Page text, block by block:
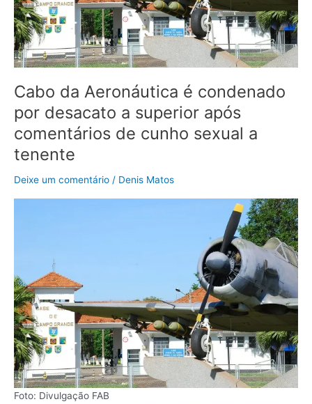
Cabo da Aeronáutica é condenado
por desacato a superior após
comentários de cunho sexual a
tenente
Deixe um comentário / Denis Matos
Foto: Divulgação FAB
superior
após
comentários
de
cunho
sexual
a
tenente